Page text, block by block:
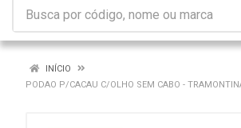
INÍCIO
PODAO P/CACAU C/OLHO SEM CABO -